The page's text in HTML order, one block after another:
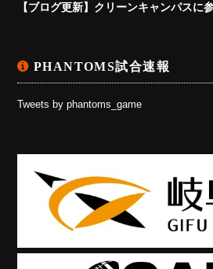
【ブログ更新】クリーンキャンパスに
PHANTOMS試合速報
Tweets by phantoms_game